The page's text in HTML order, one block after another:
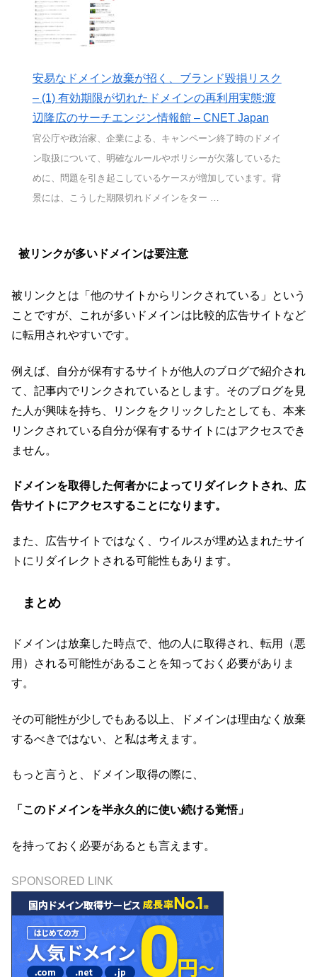
安易なドメイン放棄が招く、ブランド毀損リスク
– (1) 有効期限が切れたドメインの再利用実態:渡
辺隆広のサーチエンジン情報館 – CNET Japan
官公庁や政治家、企業による、キャンペーン終了時のドメイ
ン取扱について、明確なルールやポリシーが欠落しているた
めに、問題を引き起こしているケースが増加しています。背
景には、こうした期限切れドメインをター …
被リンクが多いドメインは要注意
被リンクとは「他のサイトからリンクされている」という
ことですが、これが多いドメインは比較的広告サイトなど
に転用されやすいです。
例えば、自分が保有するサイトが他人のブログで紹介され
て、記事内でリンクされているとします。そのブログを見
た人が興味を持ち、リンクをクリックしたとしても、本来
リンクされている自分が保有するサイトにはアクセスでき
ません。
ドメインを取得した何者かによってリダイレクトされ、広
告サイトにアクセスすることになります。
また、広告サイトではなく、ウイルスが埋め込まれたサイ
トにリダイレクトされる可能性もあります。
まとめ
ドメインは放棄した時点で、他の人に取得され、転用（悪
用）される可能性があることを知っておく必要がありま
す。
その可能性が少しでもある以上、ドメインは理由なく放棄
するべきではない、と私は考えます。
もっと言うと、ドメイン取得の際に、
「このドメインを半永久的に使い続ける覚悟」
を持っておく必要があるとも言えます。
SPONSORED LINK